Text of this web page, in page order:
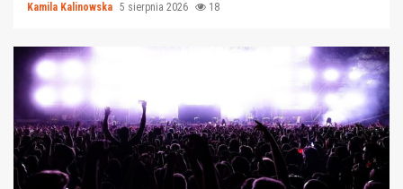
Kamila Kalinowska 5 sierpnia 2026 18